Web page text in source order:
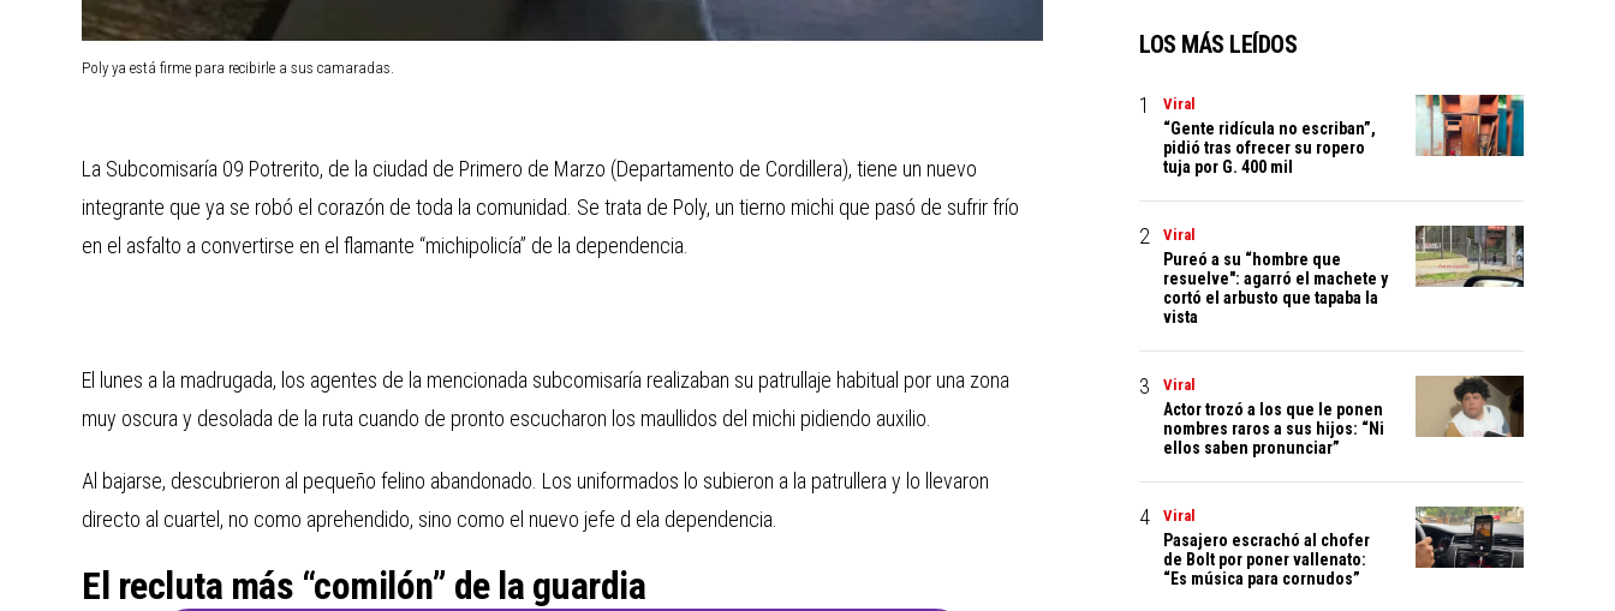
Poly ya está firme para recibirle a sus camaradas.
La Subcomisaría 09 Potrerito, de la ciudad de Primero de Marzo (Departamento de Cordillera), tiene un nuevo
integrante que ya se robó el corazón de toda la comunidad. Se trata de Poly, un tierno michi que pasó de sufrir frío
en el asfalto a convertirse en el flamante “michipolicía” de la dependencia.
El lunes a la madrugada, los agentes de la mencionada subcomisaría realizaban su patrullaje habitual por una zona
muy oscura y desolada de la ruta cuando de pronto escucharon los maullidos del michi pidiendo auxilio.
Al bajarse, descubrieron al pequeño felino abandonado. Los uniformados lo subieron a la patrullera y lo llevaron
directo al cuartel, no como aprehendido, sino como el nuevo jefe d ela dependencia.
El recluta más “comilón” de la guardia
LOS MÁS LEÍDOS
Viral
“Gente ridícula no escriban”,
pidió tras ofrecer su ropero
tuja por G. 400 mil
Viral
Pureó a su “hombre que
resuelve": agarró el machete y
cortó el arbusto que tapaba la
vista
Viral
Actor trozó a los que le ponen
nombres raros a sus hijos: “Ni
ellos saben pronunciar”
Viral
Pasajero escrachó al chofer
de Bolt por poner vallenato:
“Es música para cornudos”